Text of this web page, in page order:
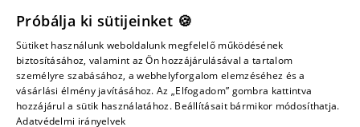
Fiókom
Információ
Próbálja ki sütijeinket 🍪
Sütiket használunk weboldalunk megfelelő működésének
biztosításához, valamint az Ön hozzájárulásával a tartalom
személyre szabásához, a webhelyforgalom elemzéséhez és a
vásárlási élmény javításához. Az „Elfogadom” gombra kattintva
hozzájárul a sütik használatához. Beállításait bármikor módosíthatja.
Adatvédelmi irányelvek